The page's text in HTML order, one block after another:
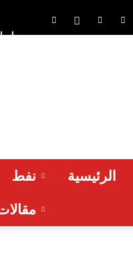
الرئيسية نفط